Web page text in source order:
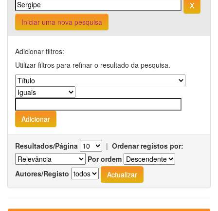
Iniciar uma nova pesquisa
Adicionar filtros:
Utilizar filtros para refinar o resultado da pesquisa.
Resultados/Página | Ordenar registos por:
Por ordem
Autores/Registo